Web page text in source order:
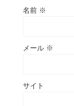
名前 ※
メール ※
サイト